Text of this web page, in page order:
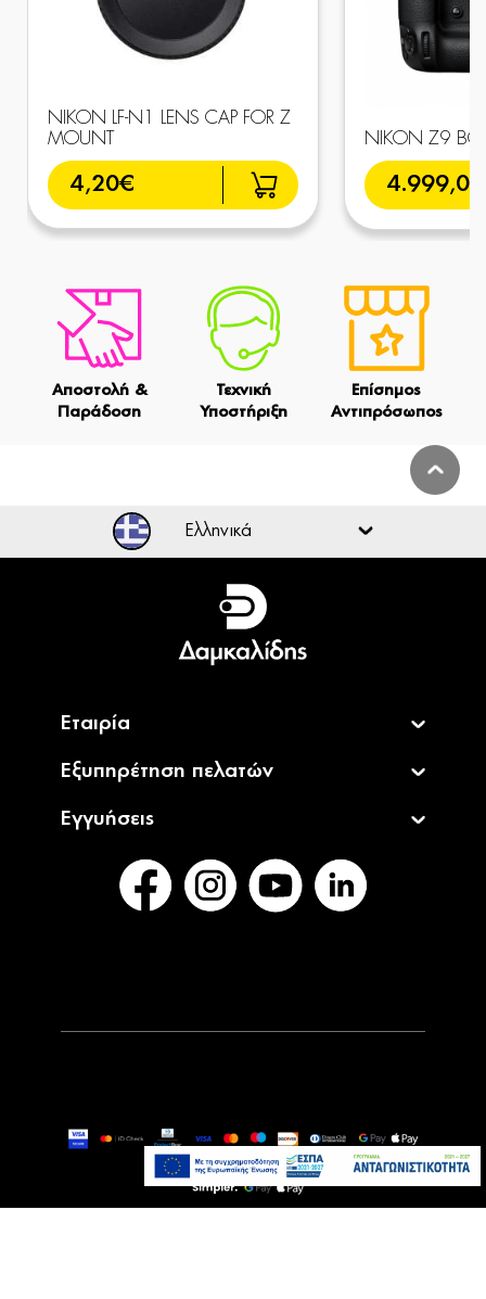
NIKON LF-N1 LENS CAP FOR Z
MOUNT
4,20€
NIKON Z9
Αποστολή &
Παράδοση
Τεχνική
Υποστήριξη
Επίσημος
Αντιπρόσωπος
2.229,00€
Προσθήκη στο καλάθι
Ελληνικά
Ελληνικά
English
Εταιρία
Εξυπηρέτηση πελατών
Εγγυήσεις